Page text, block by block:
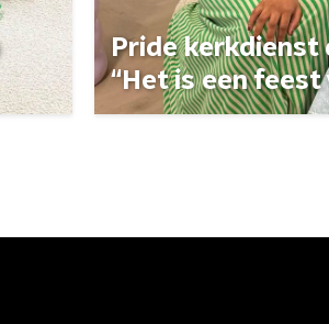
Pride kerkdienst
“Het is een feest